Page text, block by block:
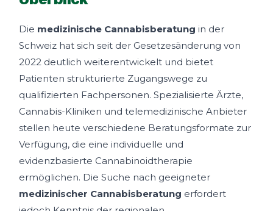
Die medizinische Cannabisberatung in der
Schweiz hat sich seit der Gesetzesänderung von
2022 deutlich weiterentwickelt und bietet
Patienten strukturierte Zugangswege zu
qualifizierten Fachpersonen. Spezialisierte Ärzte,
Cannabis-Kliniken und telemedizinische Anbieter
stellen heute verschiedene Beratungsformate zur
Verfügung, die eine individuelle und
evidenzbasierte Cannabinoidtherapie
ermöglichen. Die Suche nach geeigneter
medizinischer Cannabisberatung erfordert